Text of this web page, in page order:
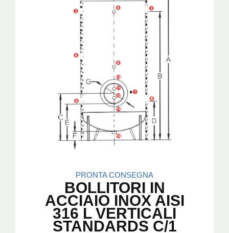
PRONTA CONSEGNA
BOLLITORI IN
ACCIAIO INOX AISI
316 L VERTICALI
STANDARDS C/1